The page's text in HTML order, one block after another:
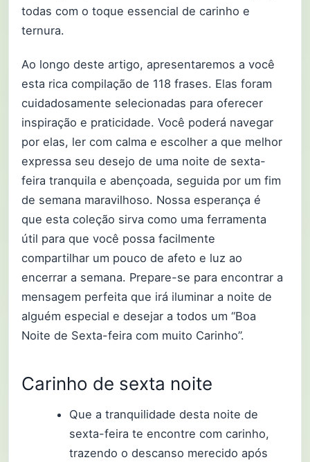
todas com o toque essencial de carinho e
ternura.
Ao longo deste artigo, apresentaremos a você
esta rica compilação de 118 frases. Elas foram
cuidadosamente selecionadas para oferecer
inspiração e praticidade. Você poderá navegar
por elas, ler com calma e escolher a que melhor
expressa seu desejo de uma noite de sexta-
feira tranquila e abençoada, seguida por um fim
de semana maravilhoso. Nossa esperança é
que esta coleção sirva como uma ferramenta
útil para que você possa facilmente
compartilhar um pouco de afeto e luz ao
encerrar a semana. Prepare-se para encontrar a
mensagem perfeita que irá iluminar a noite de
alguém especial e desejar a todos um “Boa
Noite de Sexta-feira com muito Carinho”.
Carinho de sexta noite
Que a tranquilidade desta noite de
sexta-feira te encontre com carinho,
trazendo o descanso merecido após